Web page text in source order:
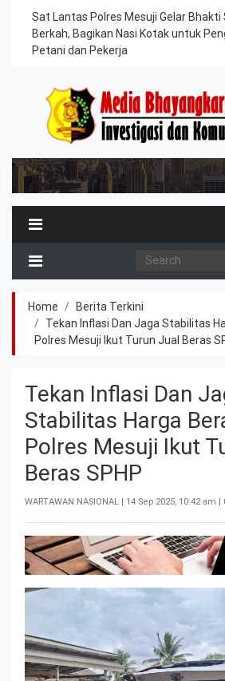
Sat Lantas Polres Mesuji Gelar Bhakti
Berkah, Bagikan Nasi Kotak untuk
Petani dan Pekerja
Home
Berita Terkini
Tekan Inflasi Dan Jaga Stabilitas
Polres Mesuji Ikut Turun Jual Beras
Tekan Inflasi Dan
Stabilitas Harga
Polres Mesuji Ikut
Beras SPHP
WARTAWAN NASIONAL | 14 Sep 2025, 10:42 am |